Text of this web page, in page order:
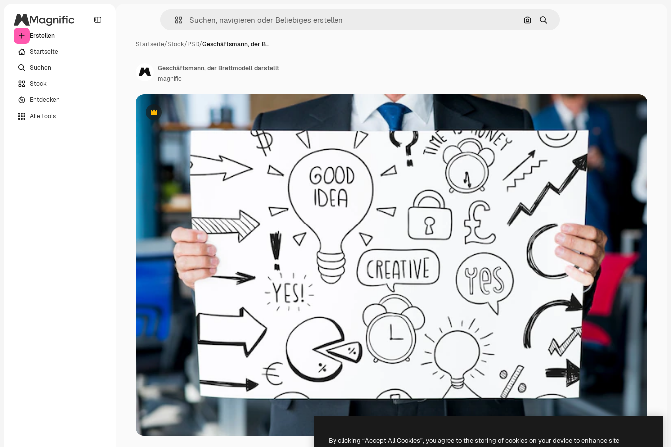
Erstellen
Startseite
Suchen
Stock
Entdecken
Alle tools
Nach Bild suchen
Suchen
Startseite/Stock/PSD/Geschäftsmann, der B…
Premium
Geschäftsmann, der Brettmodell darstellt
magnific
By clicking “Accept All Cookies”, you agree to the storing of cookies on your device to enhance site